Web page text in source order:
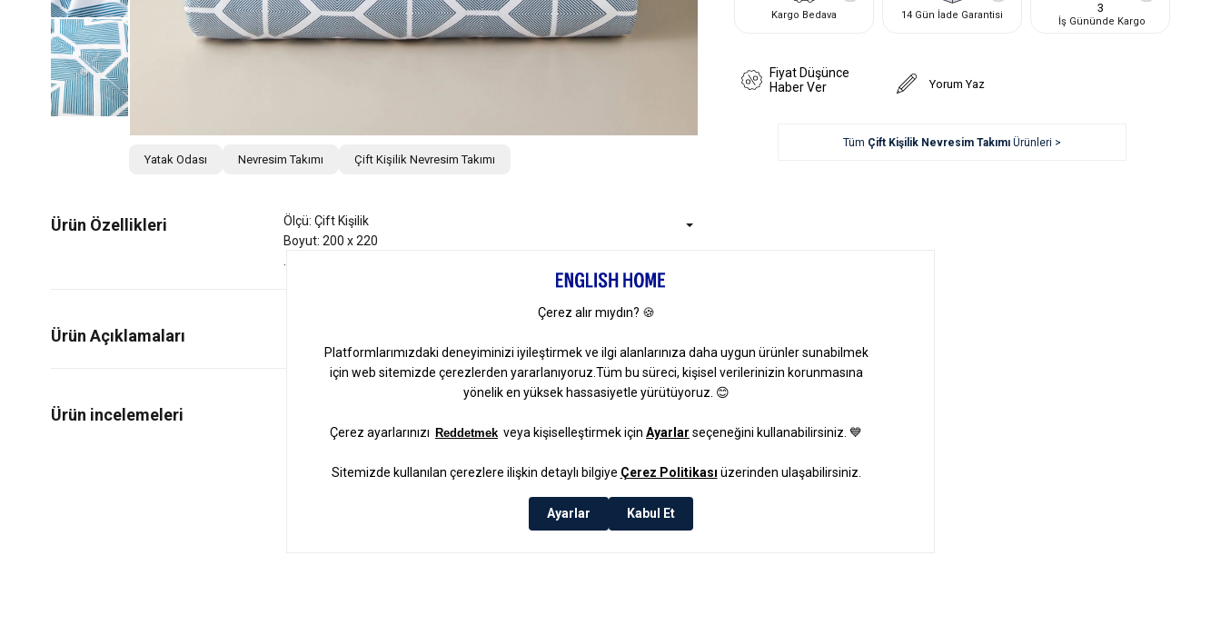
Yatak Odası Nevresim Takımı Çift Kişilik Nevresim Takımı
Ürün Özellikleri
Ölçü: Çift Kişilik
Boyut: 200 x 220
Ürün Açıklamaları
Kargo Bedava 14 Gün İade Garantisi 3
İş Gününde Kargo
Fiyat Düşünce
Haber Ver
Yorum Yaz
Tüm Çift Kişilik Nevresim Takımı Ürünleri >